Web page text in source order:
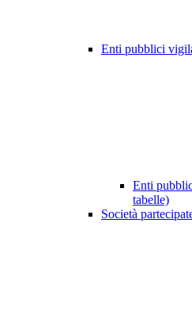
Enti pubblici
Enti
tabelle)
Società